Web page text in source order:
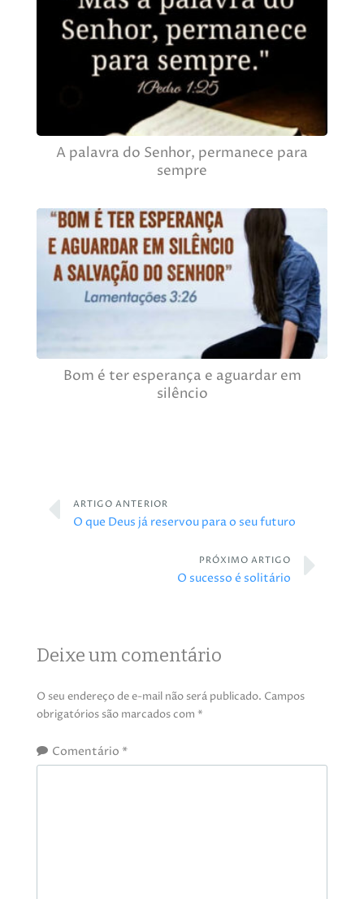
A palavra do Senhor, permanece para
sempre
Bom é ter esperança e aguardar em
silêncio
ARTIGO ANTERIOR
O que Deus já reservou para o seu futuro
PRÓXIMO ARTIGO
O sucesso é solitário
Deixe um comentário
O seu endereço de e-mail não será publicado. Campos
obrigatórios são marcados com *
Comentário *